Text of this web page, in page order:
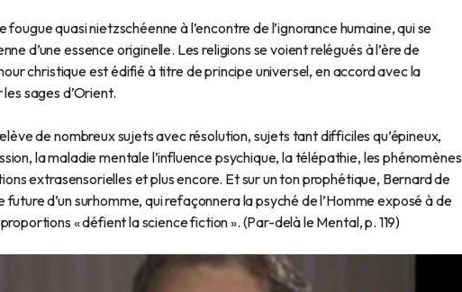
quasi nietzschéenne à l’encontre de l’ignorance humaine, qui se
d’une essence originelle. Les religions se voient relégués à l’ère de
christique est édifié à titre de principe universel, en accord avec la
sages d’Orient.
de nombreux sujets avec résolution, sujets tant difficiles qu’épineux,
la maladie mentale l’influence psychique, la télépathie, les phénomènes
extrasensorielles et plus encore. Et sur un ton prophétique, Bernard de
d’un surhomme, qui refaçonnera la psyché de l’Homme exposé à de
« défient la science fiction ». (Par-delà le Mental, p. 119)